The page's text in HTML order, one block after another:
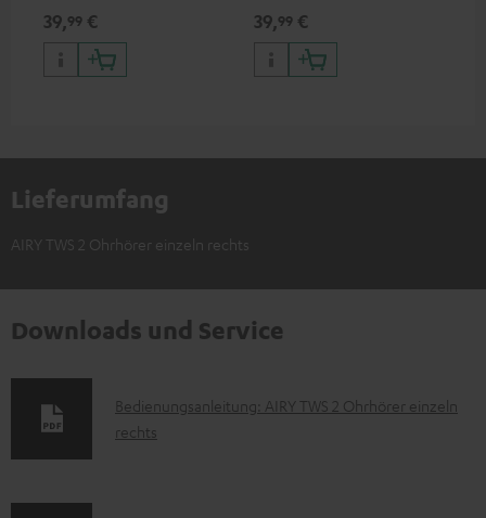
39,99 €
TWS & AIRY TRUE WIRELESS
39,99 €
Lieferumfang
AIRY TWS 2 Ohrhörer einzeln rechts
Downloads und Service
D
o
Bedienungsanleitung: AIRY TWS 2 Ohrhörer einzeln
rechts